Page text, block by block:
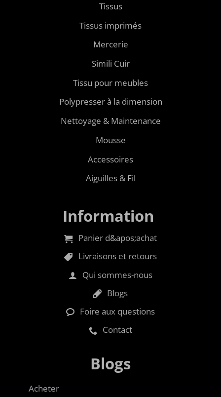
Tissus
Tissus imprimés
Mercerie
Simili Cuir
Tissu pour meubles
Polypresser à la dimension
Nettoyage & Maintenance
Mousse
Accessoires
Aiguilles & Fil
Information
Panier d&apos;achat
Livraisons et retours
Qui sommes-nous
Blogs
Foire aux questions
Contact
Blogs
Acheter